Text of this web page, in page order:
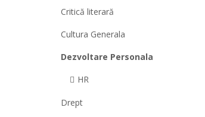
Critică literară
Cultura Generala
Dezvoltare Personala
HR
Drept